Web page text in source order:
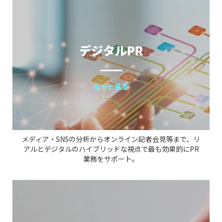
デジタルPR
もっと見る
メディア・SNSの分析からオンライン記者会見等まで、リ
アルとデジタルのハイブリッドな視点で最も効果的にPR
業務をサポート。